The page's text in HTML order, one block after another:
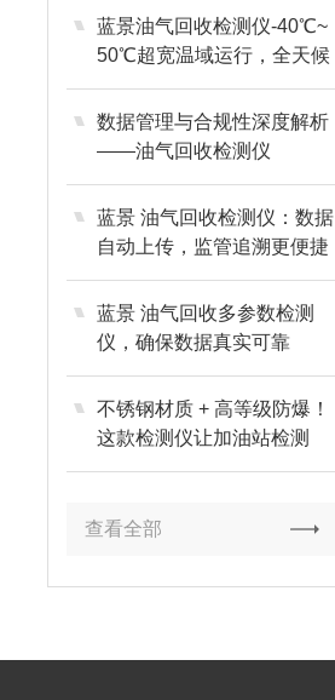
蓝景油气回收检测仪-40℃~
50℃超宽温域运行，全天候
耐高低温
数据管理与合规性深度解析
——油气回收检测仪
蓝景 油气回收检测仪：数据
自动上传，监管追溯更便捷
蓝景 油气回收多参数检测
仪，确保数据真实可靠
不锈钢材质 + 高等级防爆！
这款检测仪让加油站检测
“安全无虞”
查看全部